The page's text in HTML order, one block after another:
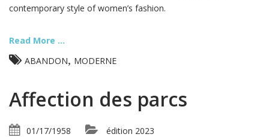
contemporary style of women’s fashion.
Read More ...
ABANDON, MODERNE
Affection des parcs
01/17/1958
édition 2023